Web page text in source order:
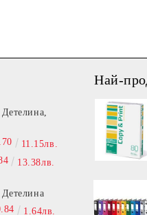
11.15лв.
13.38лв.
1.64лв.
Най-